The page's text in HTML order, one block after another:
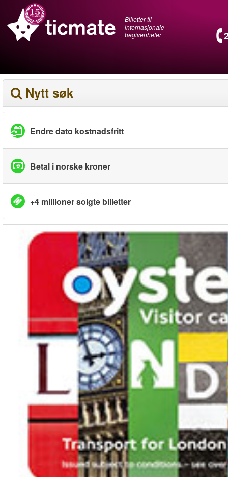
Billetter til
internasjonale
begivenheter
Nytt søk
Endre dato kostnadsfritt
Betal i norske kroner
+4 millioner solgte billetter